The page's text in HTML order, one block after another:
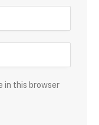
in this browser